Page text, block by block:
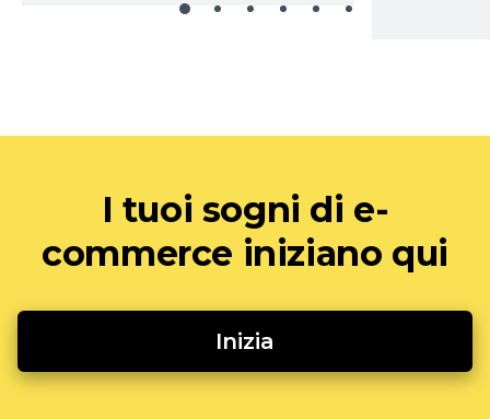
I tuoi sogni di e-
commerce iniziano qui
Inizia